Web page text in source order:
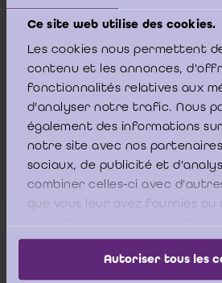
Ce site web utilise des cookies.
Les cookies nous permettent
contenu et les annonces,
fonctionnalités relatives aux
d'analyser notre trafic. Nous
également des informations
notre site avec nos
sociaux, de publicité et
combiner celles-ci avec
que vous leur avez fournies ou
services.
Autoriser tous les
(juridisch-normatieve) kwaliteitsregels
Ondernemingsraad in de praktijk
Download PDF
Inhoudstafel